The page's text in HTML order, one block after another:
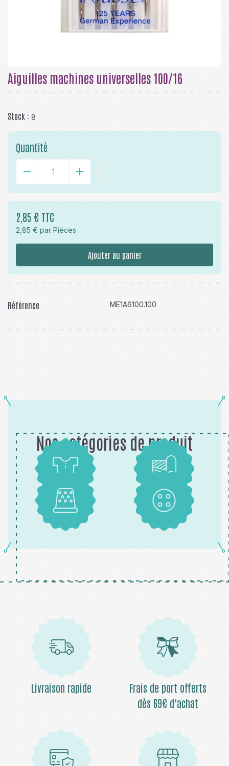
Aiguilles machines universelles 100/16
Stock : 8
Quantité
- +
2,85 € TTC
2,85 € par Pièces
Ajouter au panier
Référence ME1A6100.100
Nos catégories de produit
Patrons Tissus
Mercerie Boutons
Livraison rapide
Frais de port offerts
dès 69€ d’achat